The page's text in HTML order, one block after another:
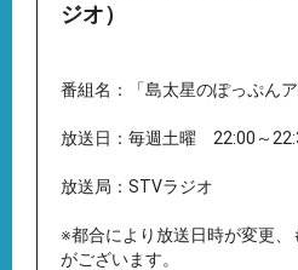
ジオ）
番組名：「島太星のぽっぷんア
放送日：毎週土曜 22:00～
放送局：STVラジオ
※都合により放送日時が変更、
がございます。